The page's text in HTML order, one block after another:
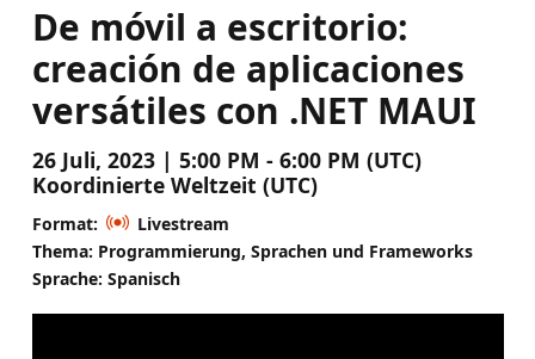
De móvil a escritorio:
creación de aplicaciones
versátiles con .NET MAUI
26 Juli, 2023 | 5:00 PM - 6:00 PM (UTC)
Koordinierte Weltzeit (UTC)
Format:
Livestream
Thema: Programmierung, Sprachen und Frameworks
Sprache: Spanisch